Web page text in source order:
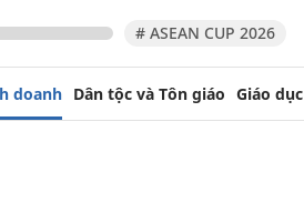
# ASEAN CUP 2026
doanh Dân tộc và Tôn giáo Giáo dục